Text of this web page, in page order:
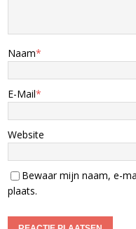
Naam*
E-Mail*
Website
Bewaar mijn naam, e-
plaats.